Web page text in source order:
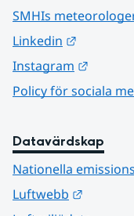
SMHIs
Linkedin
Instagram
Policy för sociala
Datavärdskap
Nationella
Luftwebb